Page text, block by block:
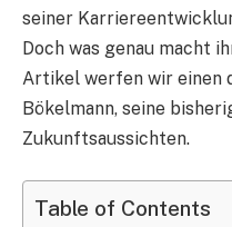
seiner
Doch was genau macht
Artikel werfen wir einen
Bökelmann, seine
Zukunftsaussichten.
Table of Contents